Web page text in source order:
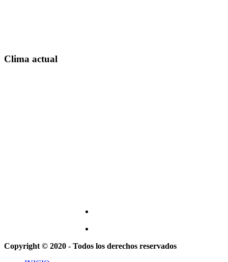
Clima actual
Copyright © 2020 - Todos los derechos reservados